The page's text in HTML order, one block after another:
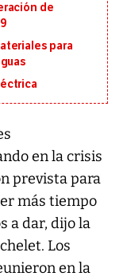
de
para
en la crisis
prevista para
más tiempo
a dar, dijo la
Los
en la